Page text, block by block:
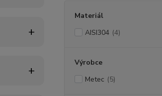
Materiál
AISI304 (4)
Výrobce
Metec (5)